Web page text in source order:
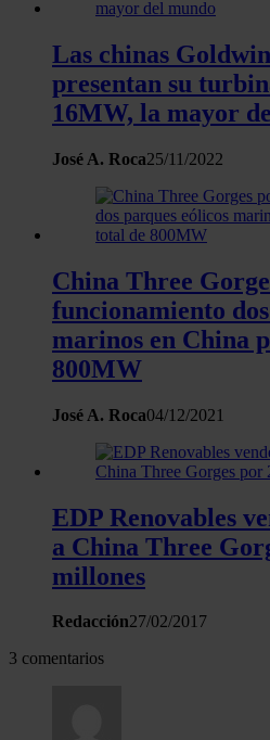
Las chinas
presentan su
16MW, la mayor
José A. Roca25/11/2022
China Three
funcionamiento
marinos en China
800MW
José A. Roca04/12/2021
EDP Renovables
a China Three
millones
Redacción27/02/2017
3 comentarios